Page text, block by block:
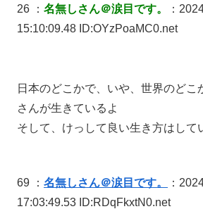
26 ： 名無しさん＠涙目です。
：
15:10:09.48 ID:OYzPoaMC0.net
日本のどこかで、いや、世界のどこ
さんが生きているよ
そして、けっして良い生き方はして
69 ： 名無しさん＠涙目です。
：
17:03:49.53 ID:RDqFkxtN0.net